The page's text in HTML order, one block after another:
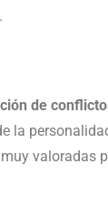
de
la
valoradas